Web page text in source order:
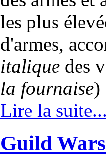
les plus
d'armes,
italique des
la fournaise)
Lire la
Guild